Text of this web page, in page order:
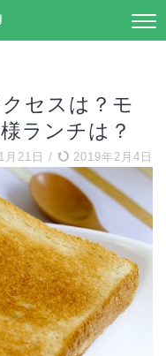
セスは？モ
ランチは？
月21日 / 2019年2月4日